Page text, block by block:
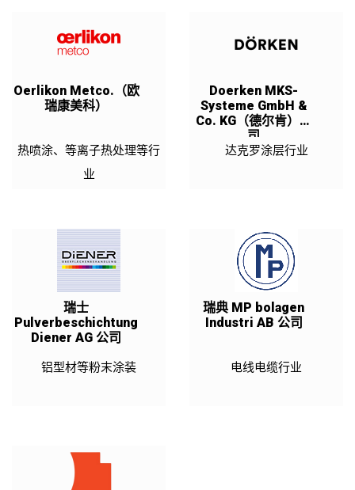
Oerlikon Metco.（欧
瑞康美科）
热喷涂、等离子热处理等行
业
Doerken MKS-
Systeme GmbH &
Co. KG（德尔肯）公
司
达克罗涂层行业
瑞士
Pulverbeschichtung
Diener AG 公司
铝型材等粉末涂装
瑞典 MP bolagen
Industri AB 公司
电线电缆行业